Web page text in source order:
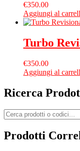
€350.00
Aggiungi al
Turbo
€350.00
Aggiungi al
Ricerca
Prodotti